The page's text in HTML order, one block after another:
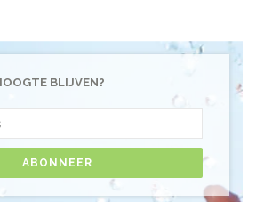
BLIJVEN?
ABONNEER